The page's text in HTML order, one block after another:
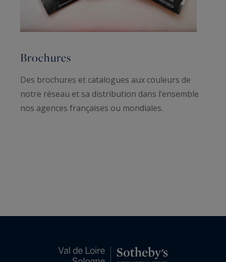
Brochures
Des brochures et catalogues aux couleurs de
notre réseau et sa distribution dans l’ensemble
nos agences françaises ou mondiales.